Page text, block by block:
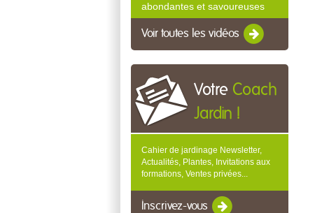
abondantes et savoureuses
Voir toutes les vidéos
Votre Coach
Jardin !
Cahier de jardinage Newsletter,
Actualités, Plantes, Invitations aux
formations, Ventes privées...
Inscrivez-vous